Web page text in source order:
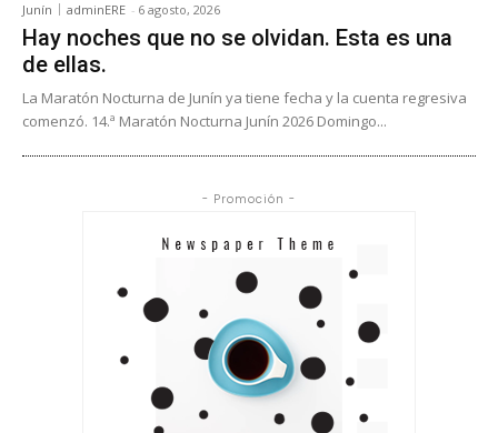
Junín adminERE - 6 agosto, 2026
Hay noches que no se olvidan. Esta es una
de ellas.
La Maratón Nocturna de Junín ya tiene fecha y la cuenta regresiva
comenzó. 14.ª Maratón Nocturna Junín 2026 Domingo...
- Promoción -